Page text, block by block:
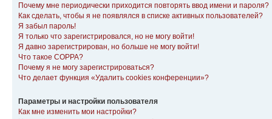
Почему мне периодически приходится повторять ввод имени и пароля?
Как сделать, чтобы я не появлялся в списке активных пользователей?
Я забыл пароль!
Я только что зарегистрировался, но не могу войти!
Я давно зарегистрирован, но больше не могу войти!
Что такое COPPA?
Почему я не могу зарегистрироваться?
Что делает функция «Удалить cookies конференции»?
Параметры и настройки пользователя
Как мне изменить мои настройки?